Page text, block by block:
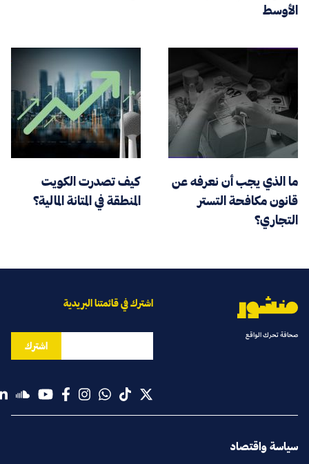
الأوسط
ما الذي يجب أن نعرفه عن
قانون مكافحة التستر
التجاري؟
كيف تصدرت الكويت
المنطقة في المتانة المالية؟
صحافة تحرك الواقع
سياسة واقتصاد
اشترك في قائمتنا البريدية
اشترك